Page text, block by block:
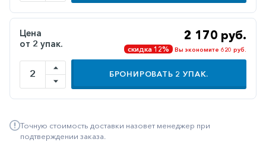
Иммуностимуляторы
Метаболизм
Минеральный
обмен
Наружные
Неврологические
Цена
от 2 упак.
2 170 руб.
скидка 12% Вы экономите 620 руб.
БРОНИРОВАТЬ 2 УПАК.
Точную стоимость доставки назовет менеджер при
подтверждении заказа.